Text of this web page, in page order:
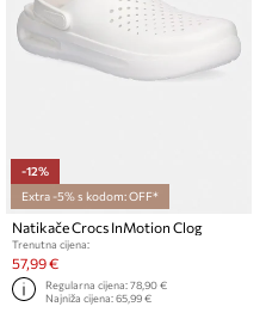
-12%
Extra -5% s kodom: OFF*
Natikače Crocs InMotion Clog
Trenutna cijena:
57,99 €
Regularna cijena:78,90 €
Najniža cijena:65,99 €